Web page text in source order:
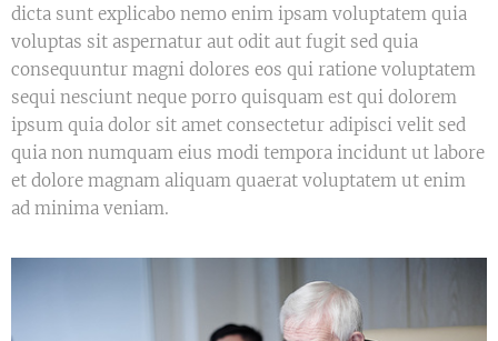
dicta sunt explicabo nemo enim ipsam voluptatem quia
voluptas sit aspernatur aut odit aut fugit sed quia
consequuntur magni dolores eos qui ratione voluptatem
sequi nesciunt neque porro quisquam est qui dolorem
ipsum quia dolor sit amet consectetur adipisci velit sed
quia non numquam eius modi tempora incidunt ut labore
et dolore magnam aliquam quaerat voluptatem ut enim
ad minima veniam.